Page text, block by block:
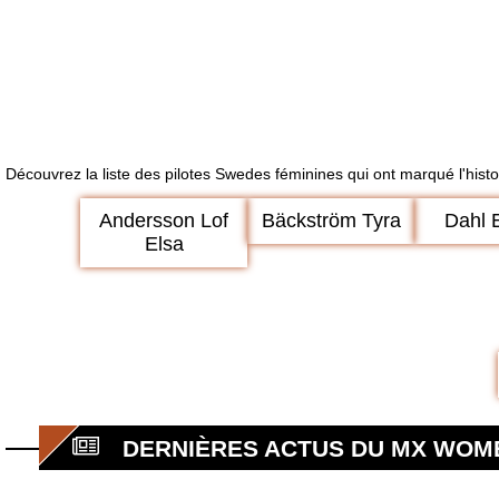
Découvrez la liste des pilotes Swedes féminines qui ont marqué
Andersson Lof
Elsa
Bäckström Tyra Dahl
DERNIÈRES ACTUS DU MX